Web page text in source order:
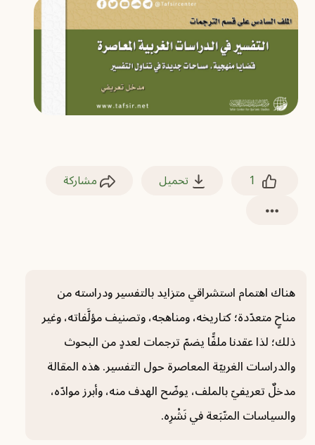
1 تحميل مشاركة
هناك اهتمام استشراقي متزايد بالتفسير ودراسته من
مناحٍ متعدّدة؛ كتاريخه، ومناهجه، وتصنيف مؤلَّفاته، وغير
ذلك؛ لذا عقدنا ملفًّا يضمّ ترجمات لعددٍ من البحوث
والدراسات الغربيّة المعاصرة حول التفسير. هذه المقالة
مدخلٌ تعريفيّ بالملف، يوضّح الهدف منه، وأبرز موادّه،
والسياسات المتّبَعة في نَشْرِه.